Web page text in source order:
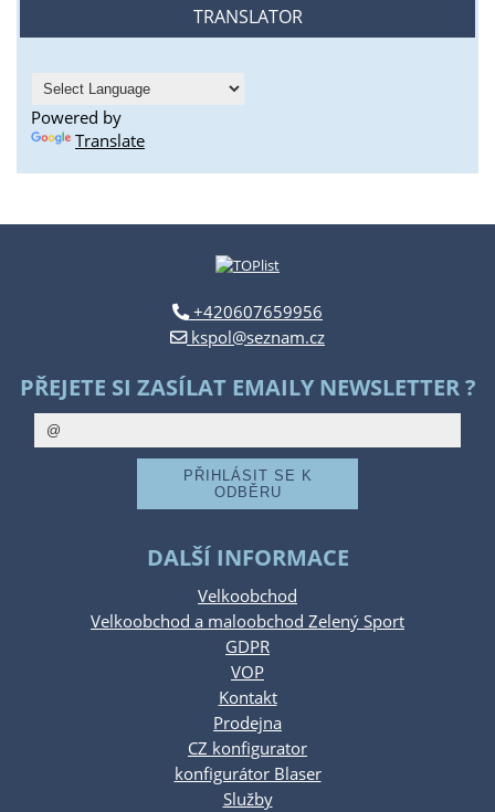
TRANSLATOR
Powered by
Translate
+420607659956
kspol@seznam.cz
PŘEJETE SI ZASÍLAT EMAILY NEWSLETTER ?
DALŠÍ INFORMACE
Velkoobchod
Velkoobchod a maloobchod Zelený Sport
GDPR
VOP
Kontakt
Prodejna
CZ konfigurator
konfigurátor Blaser
Služby